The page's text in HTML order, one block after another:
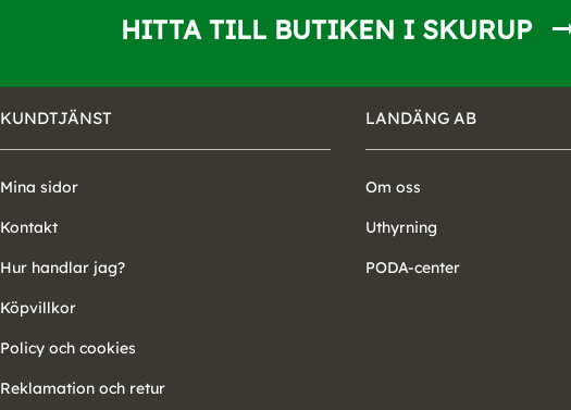
HITTA TILL BUTIKEN I SKURUP
KUNDTJÄNST
Mina sidor
Kontakt
Hur handlar jag?
Köpvillkor
Policy och cookies
Reklamation och retur
LANDÄNG AB
Om oss
Uthyrning
PODA-center